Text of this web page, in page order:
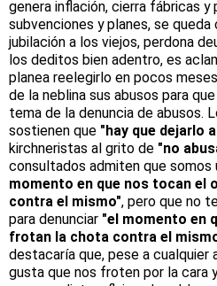
genera inflación, cierra fábricas y
subvenciones y planes, se
jubilación a los viejos, perdona
los deditos bien adentro, es
planea reelegirlo en pocos
de la neblina sus abusos para
tema de la denuncia de abusos.
sostienen que "hay que dejarlo
kirchneristas al grito de "no
consultados admiten que somos
momento en que nos tocan el
contra el mismo", pero que no
para denunciar "el momento en
frotan la chota contra el
destacaría que, pese a cualquier
gusta que nos froten por la cara